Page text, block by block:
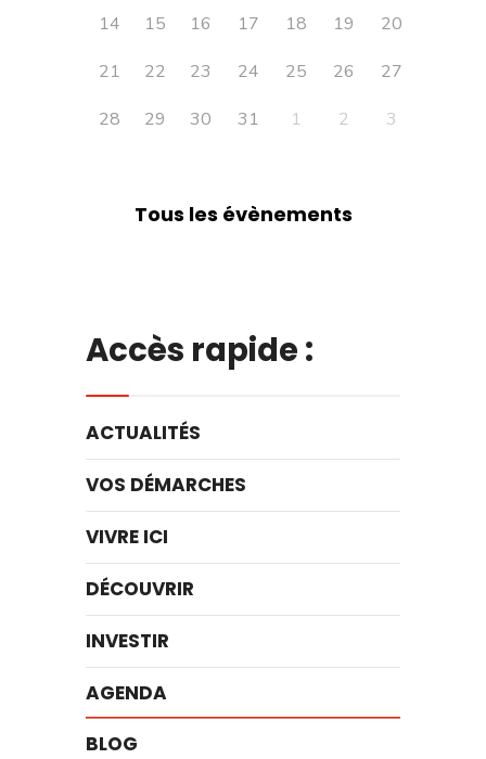
14
15 16 17 18 19
20
21
22 23 24 25 26
27
28
29 30 31 1 2 3
Tous les évènements
Accès rapide :
ACTUALITÉS
VOS DÉMARCHES
VIVRE ICI
DÉCOUVRIR
INVESTIR
AGENDA
BLOG